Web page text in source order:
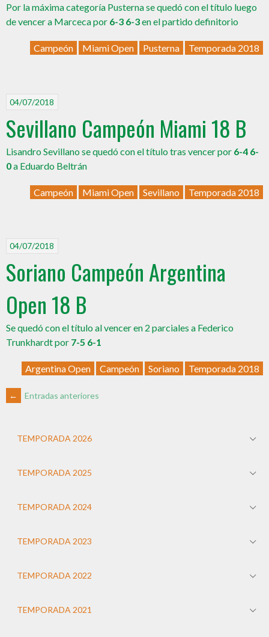
Por la máxima categoría Pusterna se quedó con el título luego
de vencer a Marceca por 6-3 6-3en el partido definitorio
Campeón Miami Open Pusterna Temporada 2018
04/07/2018
Sevillano Campeón Miami 18 B
Lisandro Sevillano se quedó con el título tras vencer por 6-4 6-
0a Eduardo Beltrán
Campeón Miami Open Sevillano Temporada 2018
04/07/2018
Soriano Campeón Argentina
Open 18 B
Se quedó con el título al vencer en 2 parciales a Federico
Trunkhardt por 7-5 6-1
Argentina Open Campeón Soriano Temporada 2018
← Entradas anteriores
TEMPORADA 2026
TEMPORADA 2025
TEMPORADA 2024
TEMPORADA 2023
TEMPORADA 2022
TEMPORADA 2021